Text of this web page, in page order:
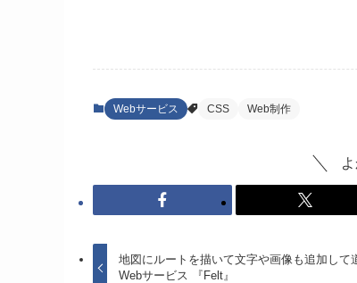
Webサービス CSS Web制作
地図にルートを描いて文字や画像も追加して
Webサービス 『Felt』